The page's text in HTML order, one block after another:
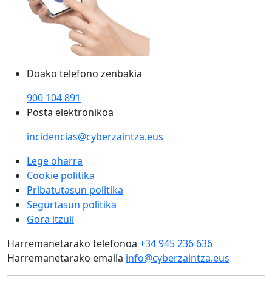
Doako telefono zenbakia
900 104 891
Posta elektronikoa
incidencias@cyberzaintza.eus
Lege oharra
Cookie politika
Pribatutasun politika
Segurtasun politika
Gora itzuli
Harremanetarako telefonoa +34 945 236 636
Harremanetarako emaila info@cyberzaintza.eus